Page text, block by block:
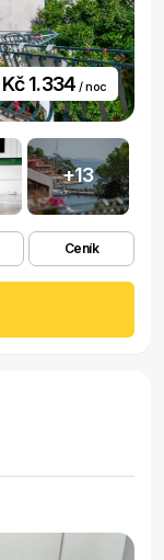
Kč 1.334 / noc
+13
Ceník